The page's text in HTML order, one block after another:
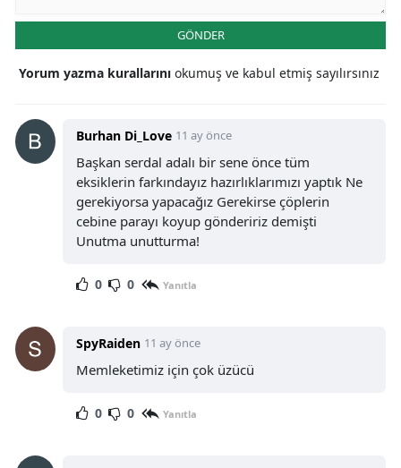
GÖNDER
Yorum yazma kurallarını okumuş ve kabul etmiş sayılırsınız
Burhan Di_Love 11 ay önce
Başkan serdal adalı bir sene önce tüm
eksiklerin farkındayız hazırlıklarımızı yaptık Ne
gerekiyorsa yapacağız Gerekirse çöplerin
cebine parayı koyup göndeririz demişti
Unutma unutturma!
0 0 Yanıtla
SpyRaiden 11 ay önce
Memleketimiz için çok üzücü
0 0 Yanıtla